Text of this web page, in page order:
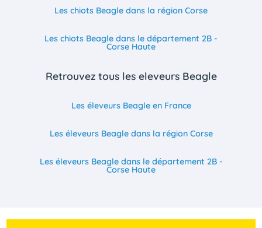
Les chiots Beagle dans la région Corse
Les chiots Beagle dans le département 2B -
Corse Haute
Retrouvez tous les eleveurs Beagle
Les éleveurs Beagle en France
Les éleveurs Beagle dans la région Corse
Les éleveurs Beagle dans le département 2B -
Corse Haute